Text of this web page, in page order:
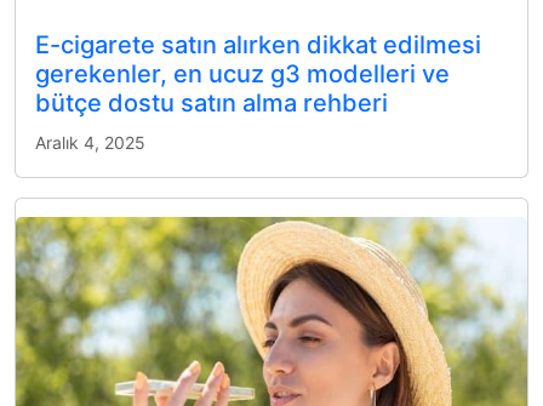
E-cigarete satın alırken dikkat edilmesi
gerekenler, en ucuz g3 modelleri ve
bütçe dostu satın alma rehberi
Aralık 4, 2025